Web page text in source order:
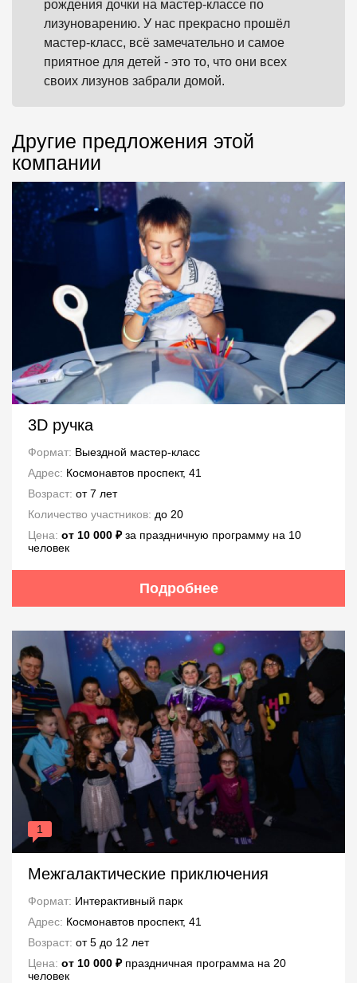
рождения дочки на мастер-классе по
лизуноварению. У нас прекрасно прошёл
мастер-класс, всё замечательно и самое
приятное для детей - это то, что они всех
своих лизунов забрали домой.
Другие предложения этой
компании
3D ручка
Формат: Выездной мастер-класс
Адрес: Космонавтов проспект, 41
Возраст: от 7 лет
Количество участников: до 20
Цена: от 10 000 ₽за праздничную программу на 10
человек
Подробнее
1
Межгалактические приключения
Формат: Интерактивный парк
Адрес: Космонавтов проспект, 41
Возраст: от 5 до 12 лет
Цена: от 10 000 ₽праздничная программа на 20
человек